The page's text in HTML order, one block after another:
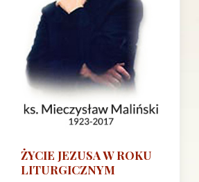
ŻYCIE JEZUSA W ROKU
LITURGICZNYM